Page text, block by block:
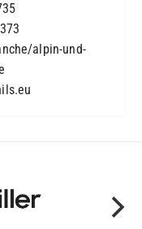
alpin-und-